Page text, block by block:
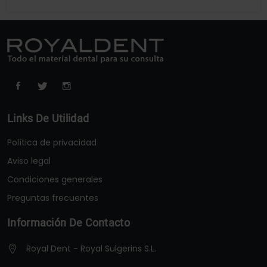
Links De Utilidad
Política de privacidad
Aviso legal
Condiciones generales
Preguntas frecuentes
Información De Contacto
Royal Dent - Royal Sulgerins S.L.